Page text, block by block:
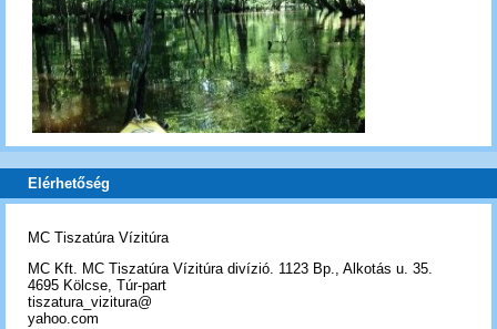
Elérhetőség
MC Tiszatúra Vízitúra
MC Kft. MC Tiszatúra Vízitúra divízió. 1123 Bp., Alkotás u. 35.
4695 Kölcse, Túr-part
tiszatura_vizitura@
yahoo.com